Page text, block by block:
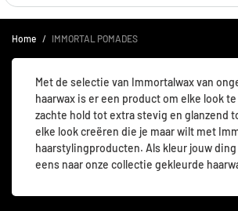
Home IMMORTAL POMADES
Met de selectie van Immortalwax van
haarwax is er een product om elke look
zachte hold tot extra stevig en glanzend
elke look creëren die je maar wilt met
haarstylingproducten. Als kleur jouw
eens naar onze collectie gekleurde